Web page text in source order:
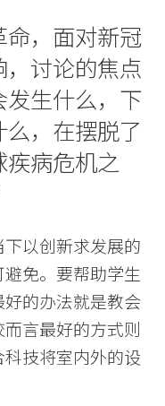
命，面对新冠
，讨论的焦点
发生什么，下
，在摆脱了
疾病危机之
以创新求发展的
免。要帮助学生
的办法就是教会
言最好的方式则
技将室内外的设